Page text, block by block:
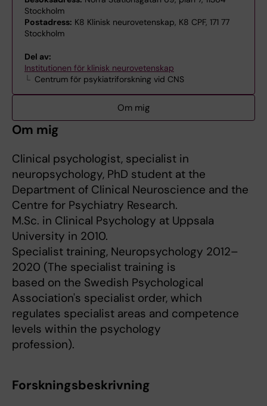
Stockholm
Postadress: K8 Klinisk neurovetenskap, K8 CPF, 171 77
Stockholm
Del av:
Institutionen för klinisk neurovetenskap
Centrum för psykiatriforskning vid CNS
Om mig
Om mig
Clinical psychologist, specialist in
neuropsychology, PhD student at the
Department of Clinical Neuroscience and the
Centre for Psychiatry Research.
M.Sc. in Clinical Psychology at Uppsala
University in 2010.
Specialist training, Neuropsychology 2012–
2020 (The specialist training is
based on the Swedish Psychological
Association's specialist order, which
regulates specialist areas and competence
levels within the psychology
profession).
Forskningsbeskrivning